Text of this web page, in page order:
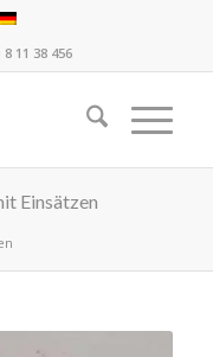
8 11 38 456
Einsätzen